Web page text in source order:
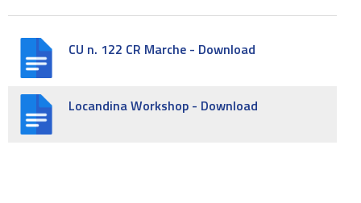
CU n. 122 CR Marche - Download
Locandina Workshop - Download